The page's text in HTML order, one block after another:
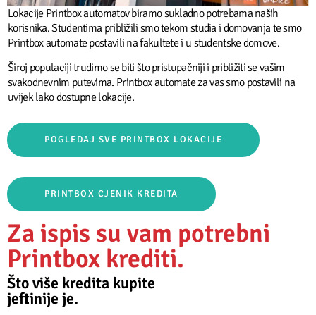
Lokacije Printbox automatov biramo sukladno potrebama naših
korisnika. Studentima približili smo tekom studia i domovanja te smo
Printbox automate postavili na fakultete i u studentske domove.
Široj populaciji trudimo se biti što pristupačniji i približiti se vašim
svakodnevnim putevima. Printbox automate za vas smo postavili na
uvijek lako dostupne lokacije.
POGLEDAJ SVE PRINTBOX LOKACIJE
Za ispis su vam potrebni
Printbox krediti.
Što više kredita kupite
jeftinije je.
PRINTBOX CJENIK KREDITA